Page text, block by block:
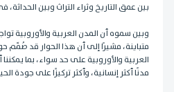
بين عمق التاريخ وثراء التراث وبين
وبين سموه أن المدن العربية والأوروبية
متباينة، مشيرًا إلى أن هذا الحوار قد صُمّم
العربية والأوروبية على حد سواء، بما
مدنًا أكثر إنسانية، وأكثر تركيزًا على جودة